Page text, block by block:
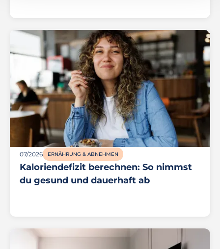
07/2026 ERNÄHRUNG & ABNEHMEN
Kaloriendefizit berechnen: So nimmst
du gesund und dauerhaft ab